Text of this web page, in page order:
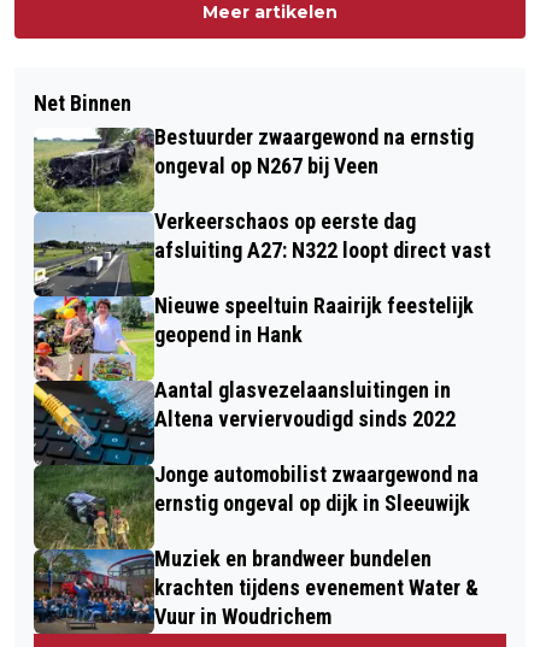
Meer artikelen
Net Binnen
Bestuurder zwaargewond na ernstig
ongeval op N267 bij Veen
Verkeerschaos op eerste dag
afsluiting A27: N322 loopt direct vast
Nieuwe speeltuin Raairijk feestelijk
geopend in Hank
Aantal glasvezelaansluitingen in
Altena verviervoudigd sinds 2022
Jonge automobilist zwaargewond na
ernstig ongeval op dijk in Sleeuwijk
Muziek en brandweer bundelen
krachten tijdens evenement Water &
Vuur in Woudrichem